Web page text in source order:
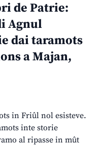
de Patrie:
Agnul
dai taramots
a Majan,
in Friûl nol esisteve.
inte storie
al ripasse in mût